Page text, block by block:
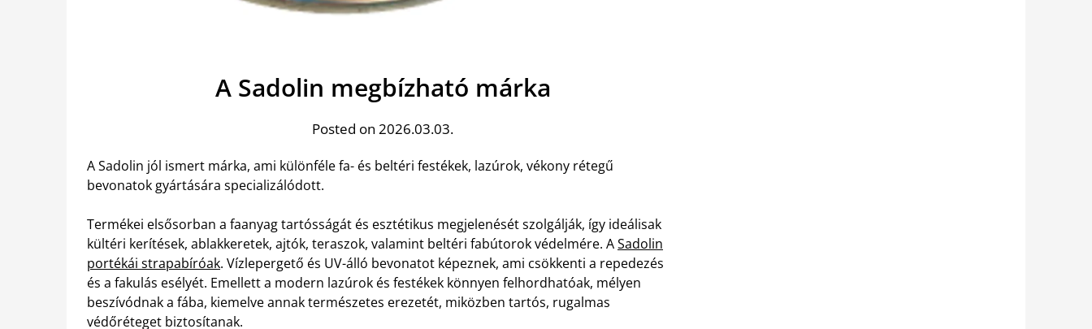
A Sadolin megbízható márka
Posted on 2026.03.03.
A Sadolin jól ismert márka, ami különféle fa- és beltéri festékek, lazúrok, vékony rétegű
bevonatok gyártására specializálódott.
Termékei elsősorban a faanyag tartósságát és esztétikus megjelenését szolgálják, így ideálisak
kültéri kerítések, ablakkeretek, ajtók, teraszok, valamint beltéri fabútorok védelmére. ASadolin
portékái strapabíróak. Vízlepergető és UV-álló bevonatot képeznek, ami csökkenti a repedezés
és a fakulás esélyét. Emellett a modern lazúrok és festékek könnyen felhordhatóak, mélyen
beszívódnak a fába, kiemelve annak természetes erezetét, miközben tartós, rugalmas
védőréteget biztosítanak.